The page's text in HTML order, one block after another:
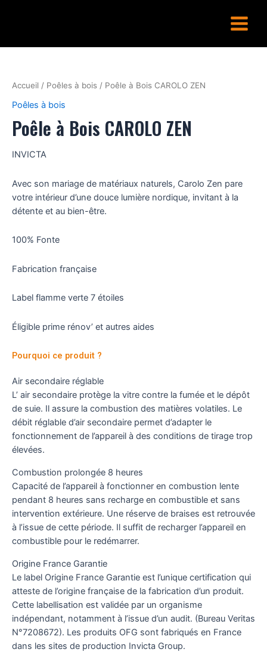
Menu
Accueil / Poêles à bois / Poêle à Bois CAROLO ZEN
Poêles à bois
Poêle à Bois CAROLO ZEN
INVICTA
Avec son mariage de matériaux naturels, Carolo Zen pare
votre intérieur d’une douce lumière nordique, invitant à la
détente et au bien-être.
100% Fonte
Fabrication française
Label flamme verte 7 étoiles
Éligible prime rénov’ et autres aides
Pourquoi ce produit ?
Air secondaire réglable
L’ air secondaire protège la vitre contre la fumée et le dépôt
de suie. Il assure la combustion des matières volatiles. Le
débit réglable d’air secondaire permet d’adapter le
fonctionnement de l’appareil à des conditions de tirage trop
élevées.
Combustion prolongée 8 heures
Capacité de l’appareil à fonctionner en combustion lente
pendant 8 heures sans recharge en combustible et sans
intervention extérieure. Une réserve de braises est retrouvée
à l’issue de cette période. Il suffit de recharger l’appareil en
combustible pour le redémarrer.
Origine France Garantie
Le label Origine France Garantie est l’unique certification qui
atteste de l’origine française de la fabrication d’un produit.
Cette labellisation est validée par un organisme
indépendant, notamment à l’issue d’un audit. (Bureau Veritas
N°7208672). Les produits OFG sont fabriqués en France
dans les sites de production Invicta Group.